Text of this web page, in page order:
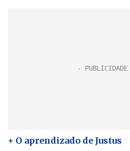
+ O aprendizado de Justus